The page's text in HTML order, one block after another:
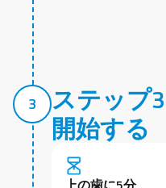
3 ステップ
開始する